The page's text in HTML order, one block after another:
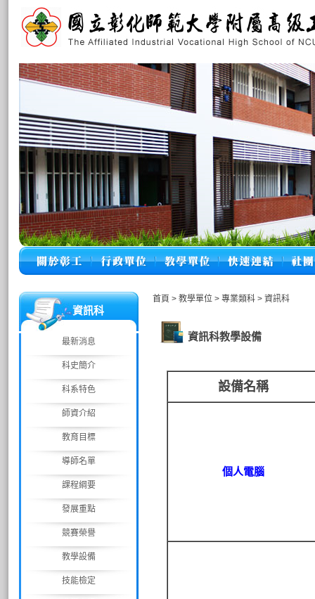
資訊科
最新消息
科史簡介
科系特色
師資介紹
教育目標
導師名單
課程綱要
發展重點
競賽榮譽
教學設備
技能檢定
首頁 > 教學單位 > 專業類科 > 資訊科
資訊科教學設備
設備名稱
個人電腦